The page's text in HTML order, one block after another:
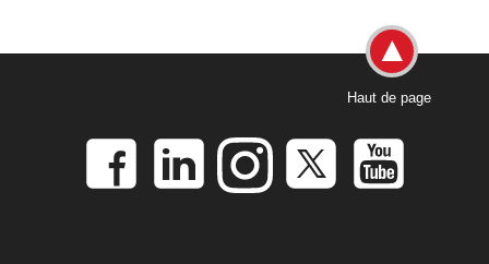
Haut de page